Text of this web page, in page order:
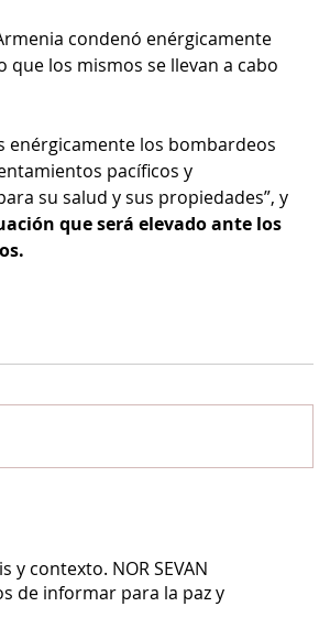
condenó enérgicamente
que los mismos se llevan a cabo
enérgicamente los bombardeos
pacíficos y
su salud y sus propiedades”, y
que será elevado ante los
y contexto. NOR SEVAN
de informar para la paz y